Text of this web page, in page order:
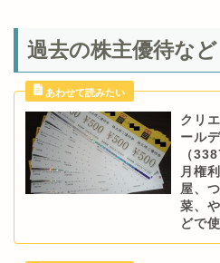
過去の株主優待など
クリ
ール
（
月権
屋、
菜、
どで